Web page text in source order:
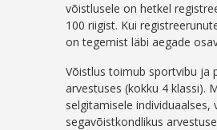
võistlusele on hetkel
100 riigist. Kui
on tegemist läbi aegade
Võistlus toimub sportvibu ja
arvestuses (kokku 4 klassi).
selgitamisele individuaalses,
segavõistkondlikus